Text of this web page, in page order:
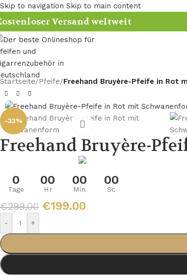
Skip to navigation Skip to main content
Versand weltweit
Startseite/Pfeife/Freehand Bruyère-Pfeife in Rot
-33%
Freehand Bruyère-
0
Tage
00
Hr
00
Min
00
Sc
€299.00 €199.00
- +